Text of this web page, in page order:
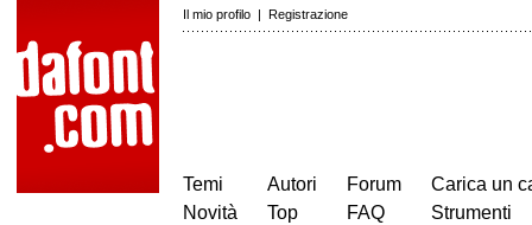
Il mio profilo | Registrazione
Temi
Novità
Autori
Top
Forum
FAQ
Carica un
Strumenti